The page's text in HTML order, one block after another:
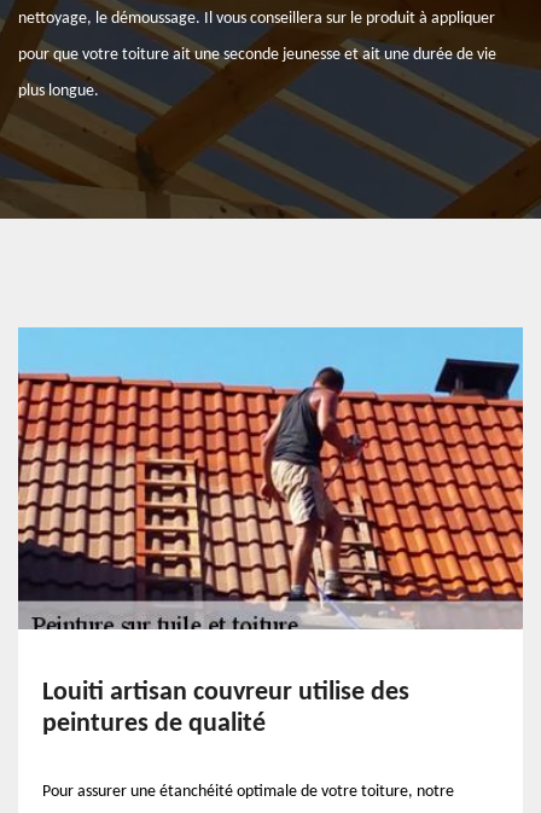
nettoyage, le démoussage. Il vous conseillera sur le produit à appliquer
pour que votre toiture ait une seconde jeunesse et ait une durée de vie
plus longue.
Louiti artisan couvreur utilise des
peintures de qualité
Pour assurer une étanchéité optimale de votre toiture, notre